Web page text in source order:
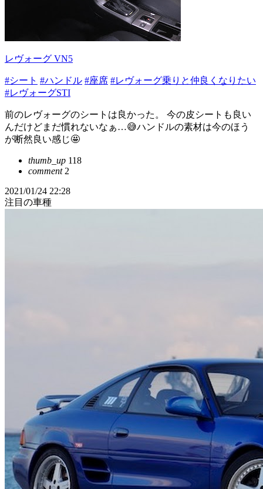
レヴォーグ VN5
#シート #ハンドル #座席 #レヴォーグ乗りと仲良くなりたい
#レヴォーグSTI
前のレヴォーグのシートは良かった。 今の皮シートも良い
んだけどまだ慣れないなぁ…😅ハンドルの素材は今のほう
が断然良い感じ🤩
thumb_up 118
comment2
2021/01/24 22:28
注目の車種